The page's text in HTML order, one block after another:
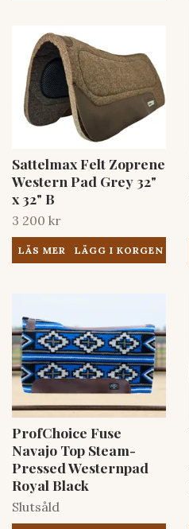
Sattelmax Felt Zoprene
Western Pad Grey 32"
x 32" B
3 200 kr
LÄS MER
ProfChoice Fuse
Navajo Top Steam-
Pressed Westernpad
Royal Black
Slutsåld